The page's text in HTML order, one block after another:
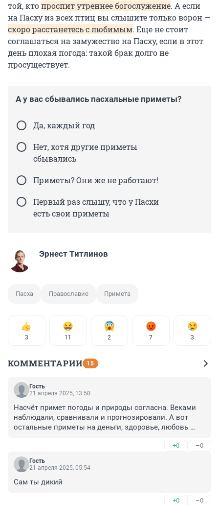
той, ктопроспит утреннее богослужение. А если
на Пасху из всех птиц вы слышите только ворон —
скоро расстанетесь с любимым. Еще не стоит
соглашаться на замужество на Пасху, если в этот
день плохая погода: такой брак долго не
просуществует.
А у вас сбывались пасхальные приметы?
Да, каждый год
Нет, хотя другие приметы
сбывались
Приметы? Они же не работают!
Первый раз слышу, что у Пасхи
есть свои приметы
Эрнест Титлинов
Пасха Православие Примета
3 11 2 7 3
КОММЕНТАРИИ 15
Гость
21 апреля 2025, 13:50
Насчёт примет погоды и природы согласна. Веками
наблюдали, сравнивали и прогнозировали. А вот
остальные приметы на деньги, здоровье, любовь
пришло. Если не знать , не зацикливаться на них,
пропускать мимо, то всё будет в порядке, и не на кого
будет сваливать все невзгоды, кроме как на себя.
+0 –0
Гость
21 апреля 2025, 05:54
Сам ты дикий
+0 –0